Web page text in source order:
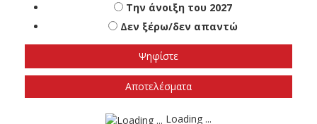
Πότε πιστεύετε ότι θα γίνουν οι εθνικές
εκλογές
Το φθινόπωρο του 2026
Την άνοιξη του 2027
Δεν ξέρω/δεν απαντώ